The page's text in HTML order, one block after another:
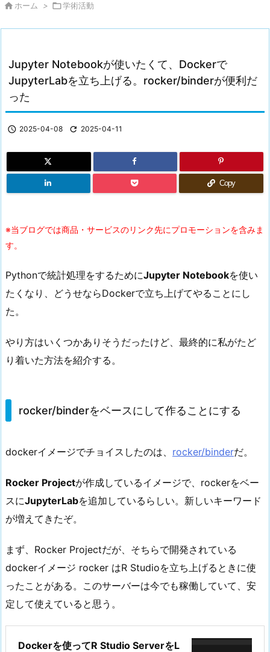
 ホーム > 学術活動
Jupyter Notebookが使いたくて、Dockerで
JupyterLabを立ち上げる。rocker/binderが便利だ
った
 2025-04-08  2025-04-11
Copy
※当ブログでは商品・サービスのリンク先にプロモーションを含みま
す。
Pythonで統計処理をするためにJupyter Notebookを使い
たくなり、どうせならDockerで立ち上げてやることにし
た。
やり方はいくつかありそうだったけど、最終的に私がたど
り着いた方法を紹介する。
rocker/binderをベースにして作ることにする
dockerイメージでチョイスしたのは、 rocker/binderだ。
Rocker Projectが作成しているイメージで、rockerをベー
スにJupyterLabを追加しているらしい。新しいキーワード
が増えてきたぞ。
まず、Rocker Projectだが、そちらで開発されている
dockerイメージ rocker はR Studioを立ち上げるときに使
ったことがある。このサーバーは今でも稼働していて、安
定して使えていると思う。
Dockerを使ってR Studio ServerをL